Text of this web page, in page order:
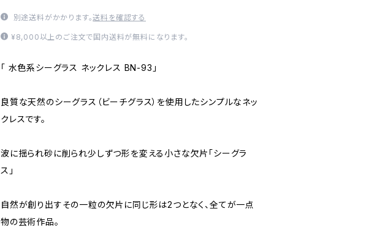
別途送料がかかります。送料を確認する
¥8,000以上のご注文で国内送料が無料になります。
「 水色系シーグラス ネックレス BN-93」
良質な天然のシーグラス（ビーチグラス）を使用したシンプルなネッ
クレスです。
波に揺られ砂に削られ少しずつ形を変える小さな欠片「シーグラ
ス」
自然が創り出すその一粒の欠片に同じ形は2つとなく、全てが一点
物の芸術作品。